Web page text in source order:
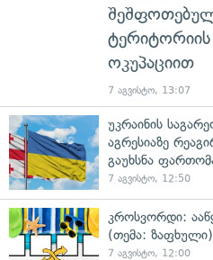
ოკუპაციით
7 აგვისტო, 13:07
უკრაინის
აგრესიაზე
გაუხსნა
7 აგვისტო, 12:50
კროსვორდი:
(თემა: ზაფხული)
7 აგვისტო, 12:00